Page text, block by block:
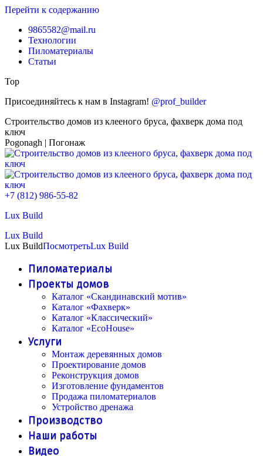
Перейти к содержанию
9865582@mail.ru
Технологии
Пиломатериалы
Статьи
Top
Присоединяйтесь к нам в Instagram! @prof_builder
Строительство домов из клееного бруса, фахверк дома под
ключ
Pogonagh | Погонаж
+7 (812) 986-55-82
Lux Build
Lux Build
Lux BuildПосмотретьLux Build
Пиломатериалы
Проекты домов
Каталог «Скандинавский мотив»
Каталог «Фахверк»
Каталог «Классический»
Каталог «EcoHouse»
Услуги
Монтаж деревянных домов
Проектирование домов
Реконструкция домов
Изготовление фундаментов
Продажа пиломатериалов
Устройство дренажа
Производство
Наши работы
Видео